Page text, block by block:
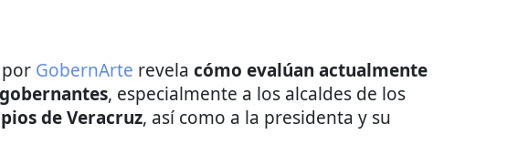
GobernArte revela cómo evalúan actualmente
, especialmente a los alcaldes de los
de Veracruz, así como a la presidenta y su